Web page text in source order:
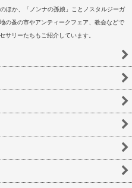
ほか、「ノンナの孫娘」ことノスタルジーガ
の蚤の市やアンティークフェア、教会などで
サリーたちもご紹介しています。